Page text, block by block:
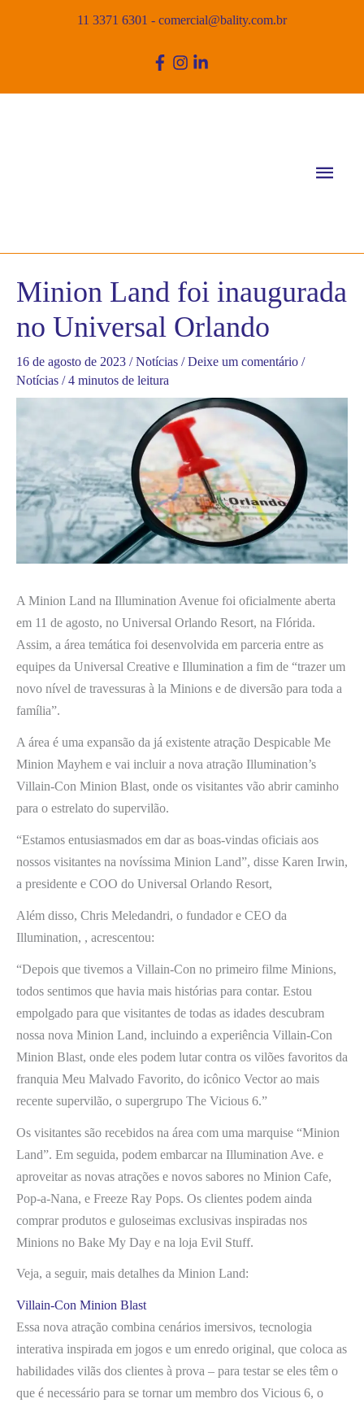
11 3371 6301 - comercial@bality.com.br
Minion Land foi inaugurada
no Universal Orlando
16 de agosto de 2023 /Notícias /Deixe um comentário /
Notícias /4 minutos de leitura
A Minion Land na Illumination Avenue foi oficialmente aberta
em 11 de agosto, no Universal Orlando Resort, na Flórida.
Assim, a área temática foi desenvolvida em parceria entre as
equipes da Universal Creative e Illumination a fim de “trazer um
novo nível de travessuras à la Minions e de diversão para toda a
família”.
A área é uma expansão da já existente atração Despicable Me
Minion Mayhem e vai incluir a nova atração Illumination’s
Villain-Con Minion Blast, onde os visitantes vão abrir caminho
para o estrelato do supervilão.
“Estamos entusiasmados em dar as boas-vindas oficiais aos
nossos visitantes na novíssima Minion Land”, disse Karen Irwin,
a presidente e COO do Universal Orlando Resort,
Além disso, Chris Meledandri, o fundador e CEO da
Illumination, , acrescentou:
“Depois que tivemos a Villain-Con no primeiro filme Minions,
todos sentimos que havia mais histórias para contar. Estou
empolgado para que visitantes de todas as idades descubram
nossa nova Minion Land, incluindo a experiência Villain-Con
Minion Blast, onde eles podem lutar contra os vilões favoritos da
franquia Meu Malvado Favorito, do icônico Vector ao mais
recente supervilão, o supergrupo The Vicious 6.”
Os visitantes são recebidos na área com uma marquise “Minion
Land”. Em seguida, podem embarcar na Illumination Ave. e
aproveitar as novas atrações e novos sabores no Minion Cafe,
Pop-a-Nana, e Freeze Ray Pops. Os clientes podem ainda
comprar produtos e guloseimas exclusivas inspiradas nos
Minions no Bake My Day e na loja Evil Stuff.
Veja, a seguir, mais detalhes da Minion Land:
Villain-Con Minion Blast
Essa nova atração combina cenários imersivos, tecnologia
interativa inspirada em jogos e um enredo original, que coloca as
habilidades vilãs dos clientes à prova – para testar se eles têm o
que é necessário para se tornar um membro dos Vicious 6, o